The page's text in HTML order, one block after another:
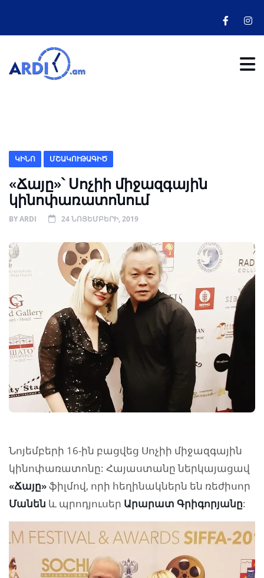
ԿԻՆՈ ՄՇԱԿՈՒԹԱԳԻԾ
«Ճայը»՝ Սոչիի միջազգային
կինոփառատոնում
BYARDI 24 ՆՈՅԵՄԲԵՐԻ, 2019
Նոյեմբերի 16-ին բացվեց Սոչիի միջազգային
կինոփառատոնը: Հայաստանը ներկայացավ
«Ճայը»ֆիլմով, որի հեղինակներն են ռեժիսոր
Մանեն և պրոդյուսեր Արարատ Գրիգորյանը: